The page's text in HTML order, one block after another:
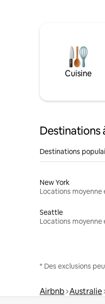
Cuisine
Destinations
Destinations
New York
Seattle
* Des exclusions
Airbnb Australie